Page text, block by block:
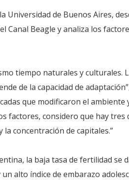
Universidad de Buenos Aires,
Canal Beagle y analiza los
tiempo naturales y culturales.
de la capacidad de
que modificaron el
factores, considero que hay
concentración de capitales.”
la baja tasa de fertilidad se
alto índice de embarazo